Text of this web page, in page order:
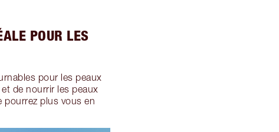
POUR LES
pour les peaux
de nourrir les peaux
pourrez plus vous en